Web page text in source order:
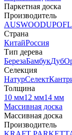
Паркетная доска
Производитель
AUSWOOD
Страна
КитайРоссия
Тип дерева
БерезаБамбукДуб
Селекция
НатурСелект
Толщина
10 мм12 мм14 мм
Массивная доска
Массивная доска
Производитель